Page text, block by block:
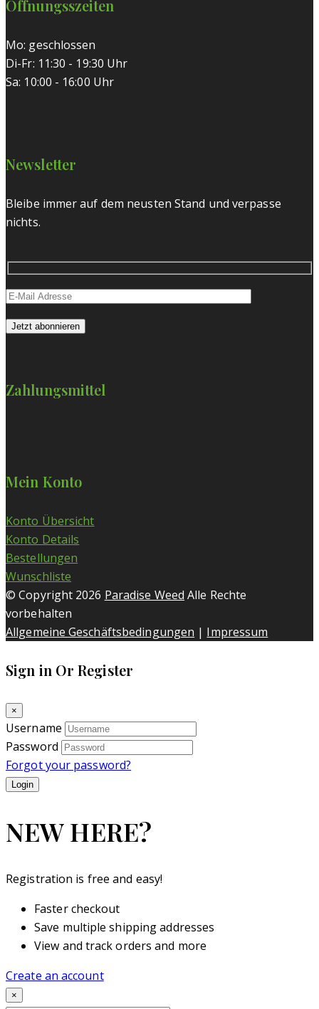
Öffnungsszeiten
Mo: geschlossen
Di-Fr: 11:30 - 19:30 Uhr
Sa: 10:00 - 16:00 Uhr
Newsletter
Bleibe immer auf dem neusten Stand und verpasse
nichts.
Zahlungsmittel
Mein Konto
Konto Übersicht
Konto Details
Bestellungen
Wunschliste
© Copyright 2026 Paradise Weed Alle Rechte
vorbehalten
Allgemeine Geschäftsbedingungen | Impressum
Sign in Or Register
×
Username
Password
Forgot your password?
NEW HERE?
Registration is free and easy!
Faster checkout
Save multiple shipping addresses
View and track orders and more
Create an account
×